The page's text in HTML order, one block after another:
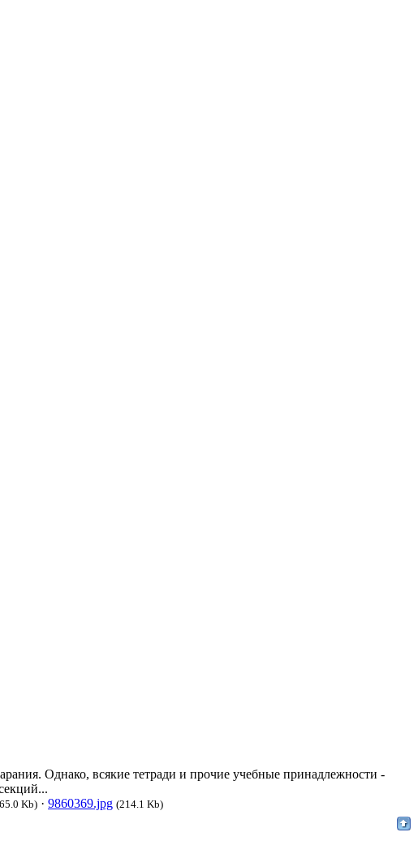
Однако, всякие тетради и прочие учебные принадлежности -
Kb) · 9860369.jpg (214.1 Kb)